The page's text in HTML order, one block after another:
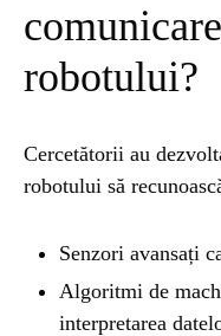
robotului?
Cercetătorii au
robotului să
Senzori avansați
Algoritmi de
interpretarea
POPULAR
Pământului:
BLOG 2
Seriale